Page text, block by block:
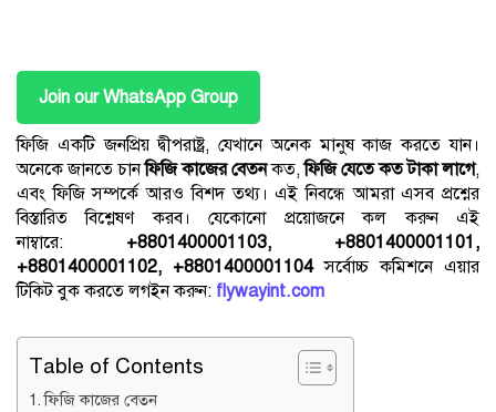
Join our WhatsApp Group
ফিজি একটি জনপ্রিয় দ্বীপরাষ্ট্র, যেখানে অনেক মানুষ কাজ করতে যান।
অনেকে জানতে চানফিজি কাজের বেতনকত,ফিজি যেতে কত টাকা লাগে,
এবং ফিজি সম্পর্কে আরও বিশদ তথ্য। এই নিবন্ধে আমরা এসব প্রশ্নের
বিস্তারিত বিশ্লেষণ করব। যেকোনো প্রয়োজনে কল করুন এই
নাম্বারে: +8801400001103, +8801400001101,
+8801400001102, +8801400001104সর্বোচ্চ কমিশনে এয়ার
টিকিট বুক করতে লগইন করুন: flywayint.com
Table of Contents
ফিজি কাজের বেতন